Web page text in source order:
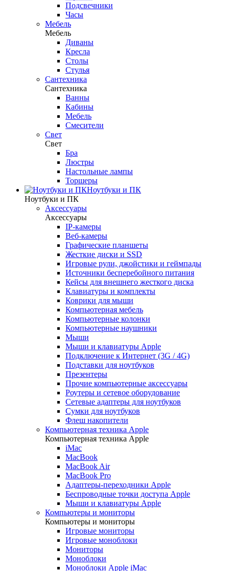
Подсвечники
Часы
Мебель
Мебель
Диваны
Кресла
Столы
Стулья
Сантехника
Сантехника
Ванны
Кабины
Мебель
Смесители
Свет
Свет
Бра
Люстры
Настольные лампы
Торшеры
Ноутбуки и ПК
Ноутбуки и ПК
Аксессуары
Аксессуары
IP-камеры
Веб-камеры
Графические планшеты
Жесткие диски и SSD
Игровые рули, джойстики и геймпады
Источники бесперебойного питания
Кейсы для внешнего жесткого диска
Клавиатуры и комплекты
Коврики для мыши
Компьютерная мебель
Компьютерные колонки
Компьютерные наушники
Мыши
Мыши и клавиатуры Apple
Подключение к Интернет (3G / 4G)
Подставки для ноутбуков
Презентеры
Прочие компьютерные аксессуары
Роутеры и сетевое оборудование
Сетевые адаптеры для ноутбуков
Сумки для ноутбуков
Флеш накопители
Компьютерная техника Apple
Компьютерная техника Apple
iMac
MacBook
MacBook Air
MacBook Pro
Адаптеры-переходники Apple
Беспроводные точки доступа Apple
Мыши и клавиатуры Apple
Компьютеры и мониторы
Компьютеры и мониторы
Игровые мониторы
Игровые моноблоки
Мониторы
Моноблоки
Моноблоки Apple iMac